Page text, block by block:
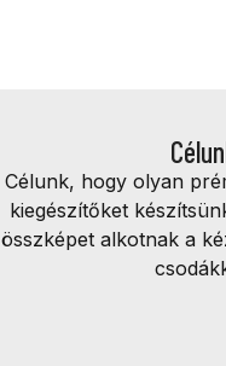
Célunk, hogy olyan
kiegészítőket
összképet alkotnak a